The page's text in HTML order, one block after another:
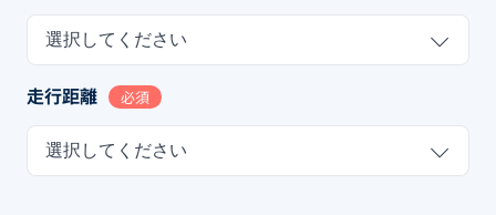
選択してください
走行距離 必須
選択してください